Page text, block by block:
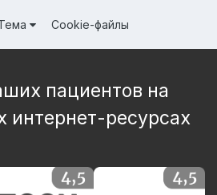
Cookie-файлы
пациентов на
интернет-ресурсах